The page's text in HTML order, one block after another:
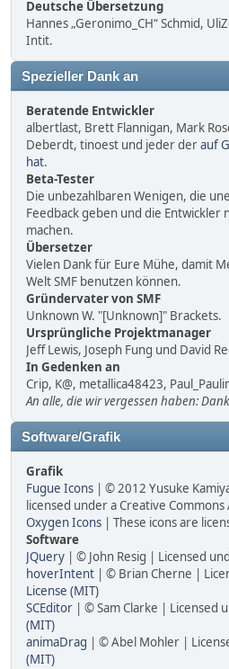
Deutsche Übersetzung
Hannes „Geronimo_CH“ Schmid,
Intit.
Spezieller Dank an
Beratende Entwickler
albertlast, Brett Flannigan, Mark
Deberdt, tinoest und jeder derauf
hat.
Beta-Tester
Die unbezahlbaren Wenigen, die
Feedback geben und die Entwickler
machen.
Übersetzer
Vielen Dank für Eure Mühe, damit
Welt SMF benutzen können.
Gründervater von SMF
Unknown W. "[Unknown]" Brackets.
Ursprüngliche Projektmanager
Jeff Lewis, Joseph Fung und David
In Gedenken an
Crip, K@, metallica48423,
An alle, die wir vergessen haben:
Software/Grafik
Grafik
Fugue Icons | © 2012 Yusuke
licensed under a Creative
Oxygen Icons | These icons are
Software
JQuery | © John Resig | Licensed
hoverIntent | © Brian Cherne |
License (MIT)
SCEditor | © Sam Clarke | Licensed
(MIT)
animaDrag | © Abel Mohler |
(MIT)